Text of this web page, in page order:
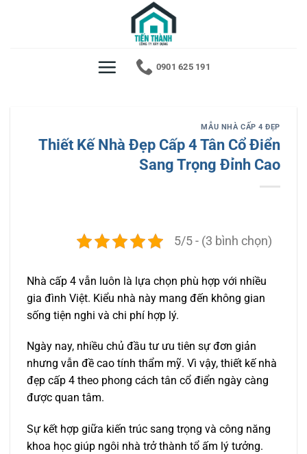
0901 625 191
MẪU NHÀ CẤP 4 ĐẸP
Thiết Kế Nhà Đẹp Cấp 4 Tân Cổ Điển
Sang Trọng Đỉnh Cao
5/5 - (3 bình chọn)
Nhà cấp 4 vẫn luôn là lựa chọn phù hợp với nhiều
gia đình Việt. Kiểu nhà này mang đến không gian
sống tiện nghi và chi phí hợp lý.
Ngày nay, nhiều chủ đầu tư ưu tiên sự đơn giản
nhưng vẫn đề cao tính thẩm mỹ. Vì vậy, thiết kế nhà
đẹp cấp 4 theo phong cách tân cổ điển ngày càng
được quan tâm.
Sự kết hợp giữa kiến trúc sang trọng và công năng
khoa học giúp ngôi nhà trở thành tổ ấm lý tưởng.